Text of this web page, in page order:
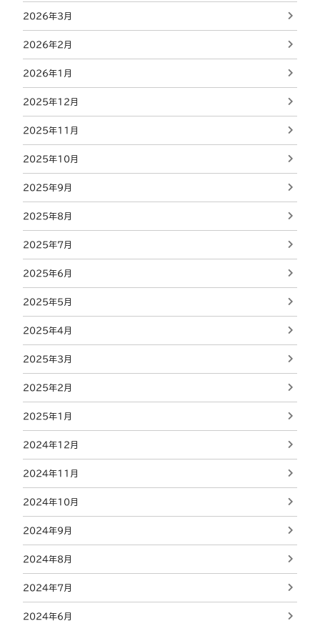
2026年3月
2026年2月
2026年1月
2025年12月
2025年11月
2025年10月
2025年9月
2025年8月
2025年7月
2025年6月
2025年5月
2025年4月
2025年3月
2025年2月
2025年1月
2024年12月
2024年11月
2024年10月
2024年9月
2024年8月
2024年7月
2024年6月